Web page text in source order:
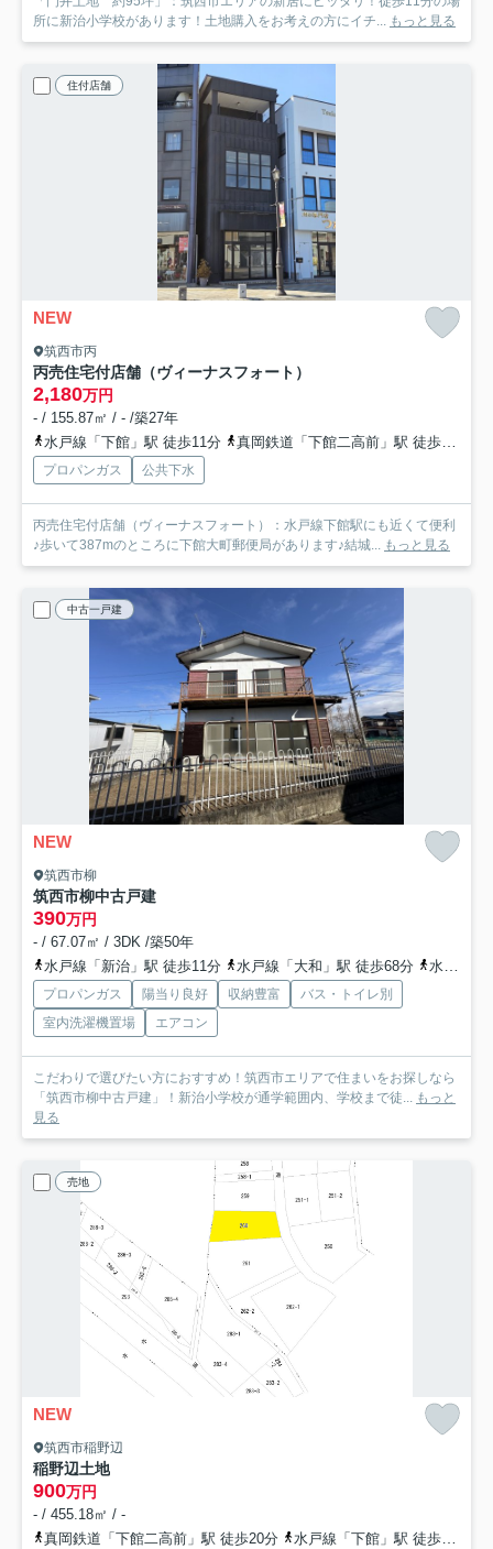
所に新治小学校があります！土地購入をお考えの方にイチ... もっと見る
住付店舗
NEW
筑西市丙
丙売住宅付店舗（ヴィーナスフォート）
2,180万円
- / 155.87㎡ / - /築27年
水戸線「下館」駅 徒歩11分
真岡鉄道「下館二高前」駅 徒歩21分
プロパンガス 公共下水
丙売住宅付店舗（ヴィーナスフォート）：水戸線下館駅にも近くて便利
♪歩いて387mのところに下館大町郵便局があります♪結城... もっと見る
中古一戸建
NEW
筑西市柳
筑西市柳中古戸建
390万円
- / 67.07㎡ / 3DK /築50年
水戸線「新治」駅 徒歩11分
水戸線「大和」駅 徒歩68分 水戸線「下館」駅 徒歩84分
プロパンガス 陽当り良好 収納豊富
バス・トイレ別
室内洗濯機置場
エアコン
こだわりで選びたい方におすすめ！筑西市エリアで住まいをお探しなら
「筑西市柳中古戸建」！新治小学校が通学範囲内、学校まで徒... もっと
見る
売地
NEW
筑西市稲野辺
稲野辺土地
900万円
- / 455.18㎡ / -
真岡鉄道「下館二高前」駅 徒歩20分
水戸線「下館」駅 徒歩22分